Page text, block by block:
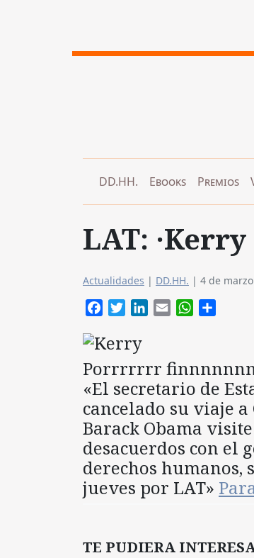
DD.HH. Ebooks Premios
LAT:
Actualidades | DD.HH. | 4 de
FacebookTwitterLinkedIn
Email WhatsApp
Porrrrrrr
«El secretario de
cancelado su viaje
Barack Obama
desacuerdos con el
derechos
jueves por LAT»
TE PUDIERA